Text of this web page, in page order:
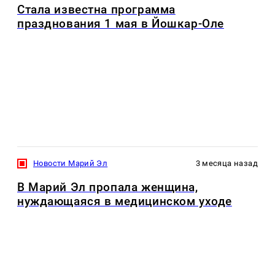
Стала известна программа
празднования 1 мая в Йошкар-Оле
Новости Марий Эл 3 месяца назад
В Марий Эл пропала женщина,
нуждающаяся в медицинском уходе